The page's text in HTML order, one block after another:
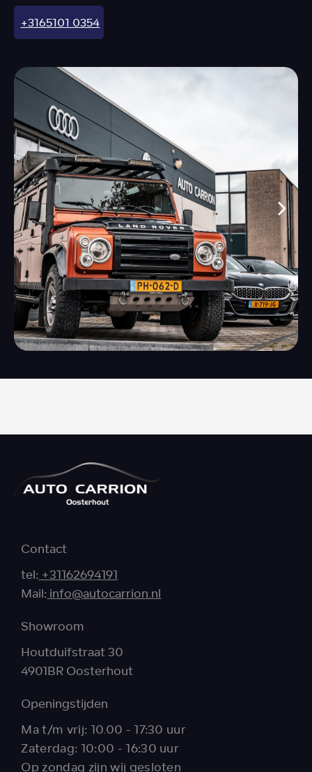
+3165101 0354
Contact
tel:+31162694191
Mail:info@autocarrion.nl
Showroom
Houtduifstraat 30
4901BR Oosterhout
Openingstijden
Ma t/m vrij: 10.00 - 17:30 uur
Zaterdag: 10:00 - 16:30 uur
Op zondag zijn wij gesloten